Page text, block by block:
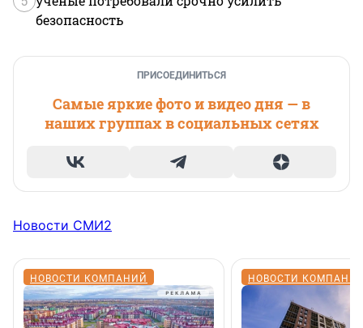
безопасность
ПРИСОЕДИНИТЬСЯ
Самые яркие фото и видео дня — в
наших группах в социальных сетях
Новости СМИ2
НОВОСТИ КОМПАНИЙ НОВОСТИ